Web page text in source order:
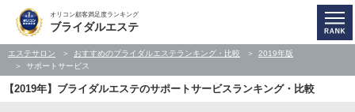
オリコン顧客満足度ランキング
ブライダルエステ
エステサロン おすすめのブライダルエステランキング・比較
2019年版
サポートサービス
【2019年】ブライダルエステのサポートサービスランキング・比較